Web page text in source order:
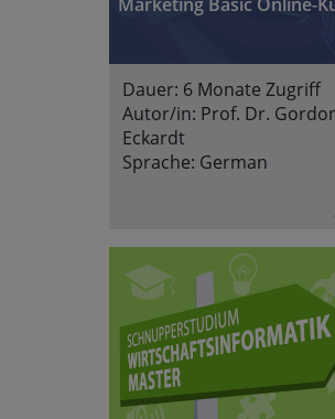
Dauer: 6 Monate Zugriff
Autor/in: Prof. Dr.
Eckardt
Sprache: German